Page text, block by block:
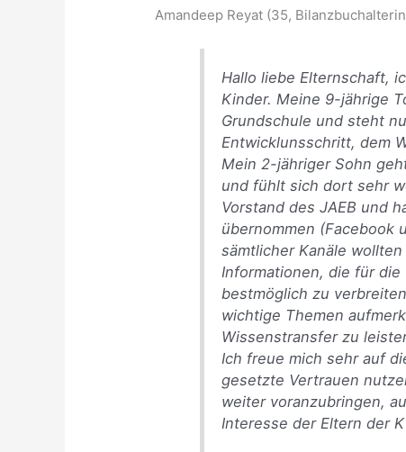
Amandeep Reyat (35,
Hallo liebe Elternschaft,
Kinder. Meine 9-jährige
Grundschule und steht
Entwicklunsschritt, dem
Mein 2-jähriger Sohn
und fühlt sich dort sehr
Vorstand des JAEB und
übernommen (Facebook
sämtlicher Kanäle
Informationen, die für
bestmöglich zu
wichtige Themen
Wissenstransfer zu
Ich freue mich sehr auf
gesetzte Vertrauen
weiter voranzubringen,
Interesse der Eltern der